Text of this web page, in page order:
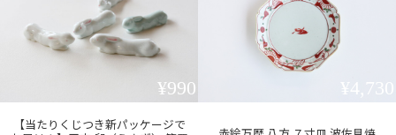
【当たりくじつき新パッケージで
¥990 ¥4,730